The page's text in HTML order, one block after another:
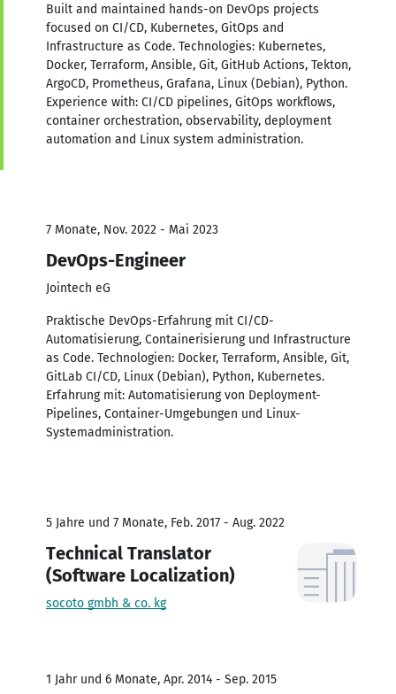
Built and maintained hands-on DevOps projects
focused on CI/CD, Kubernetes, GitOps and
Infrastructure as Code. Technologies: Kubernetes,
Docker, Terraform, Ansible, Git, GitHub Actions, Tekton,
ArgoCD, Prometheus, Grafana, Linux (Debian), Python.
Experience with: CI/CD pipelines, GitOps workflows,
container orchestration, observability, deployment
automation and Linux system administration.
7 Monate, Nov. 2022 - Mai 2023
DevOps-Engineer
Jointech eG
Praktische DevOps-Erfahrung mit CI/CD-
Automatisierung, Containerisierung und Infrastructure
as Code. Technologien: Docker, Terraform, Ansible, Git,
GitLab CI/CD, Linux (Debian), Python, Kubernetes.
Erfahrung mit: Automatisierung von Deployment-
Pipelines, Container-Umgebungen und Linux-
Systemadministration.
5 Jahre und 7 Monate, Feb. 2017 - Aug. 2022
Technical Translator
(Software Localization)
socoto gmbh & co. kg
1 Jahr und 6 Monate, Apr. 2014 - Sep. 2015